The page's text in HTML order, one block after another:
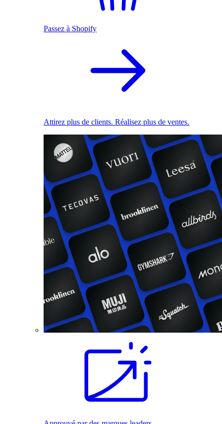
Passez à Shopify
Attirez plus de clients. Réalisez plus de ventes.